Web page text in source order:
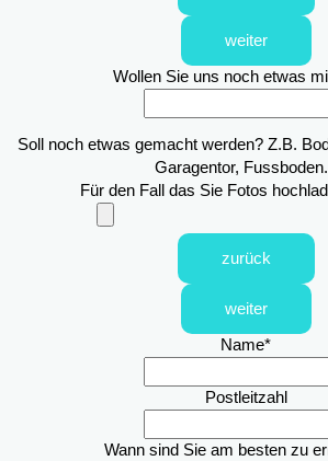
weiter
Wollen Sie uns noch etwas
Soll noch etwas gemacht werden? Z.B.
Garagentor,
Für den Fall das Sie Fotos
zurück
weiter
Name*
Postleitzahl
Wann sind Sie am besten zu